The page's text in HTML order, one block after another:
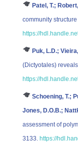
Patel, T.;
community
https://
Puk, L.D.;
(Dictyotales)
https://
Schoening, T.;
Jones, D.O.B.;
assessment of
3133. https://